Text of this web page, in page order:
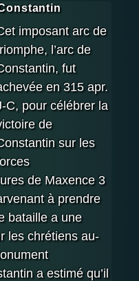
imposant arc de
l’arc de
fut
en 315 apr.
C, pour célébrer la
de
sur les
de Maxence 3
à prendre
bataille a une
les chrétiens au-
a estimé qu’il